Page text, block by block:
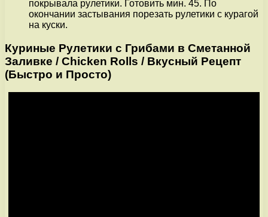
покрывала рулетики. Готовить мин. 45. По
окончании застывания порезать рулетики с курагой
на куски.
Куриные Рулетики с Грибами в Сметанной
Заливке / Chicken Rolls / Вкусный Рецепт
(Быстро и Просто)